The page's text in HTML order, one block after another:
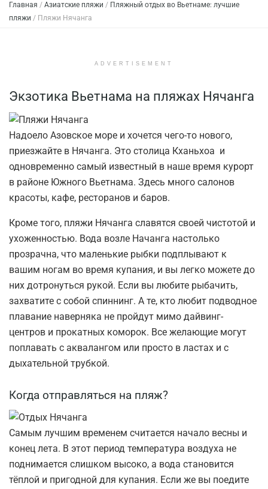
Главная / Азиатские пляжи / Пляжный отдых во Вьетнаме: лучшие
пляжи / Пляжи Нячанга
ADVERTISEMENT
Экзотика Вьетнама на пляжах Нячанга
Надоело Азовское море и хочется чего-то нового,
приезжайте в Нячанга. Это столица Кханьхоа и
одновременно самый известный в наше время курорт
в районе Южного Вьетнама. Здесь много салонов
красоты, кафе, ресторанов и баров.
Кроме того, пляжи Нячанга славятся своей чистотой и
ухоженностью. Вода возле Начанга настолько
прозрачна, что маленькие рыбки подплывают к
вашим ногам во время купания, и вы легко можете до
них дотронуться рукой. Если вы любите рыбачить,
захватите с собой спиннинг. А те, кто любит подводное
плавание наверняка не пройдут мимо дайвинг-
центров и прокатных коморок. Все желающие могут
поплавать с аквалангом или просто в ластах и с
дыхательной трубкой.
Когда отправляться на пляж?
Самым лучшим временем считается начало весны и
конец лета. В этот период температура воздуха не
поднимается слишком высоко, а вода становится
тёплой и пригодной для купания. Если же вы поедите